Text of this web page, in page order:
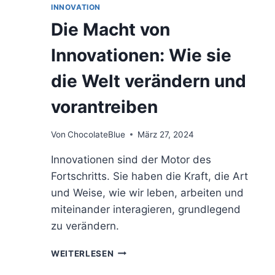
INNOVATION
Die Macht von
Innovationen: Wie sie
die Welt verändern und
vorantreiben
Von ChocolateBlue März 27, 2024
Innovationen sind der Motor des
Fortschritts. Sie haben die Kraft, die Art
und Weise, wie wir leben, arbeiten und
miteinander interagieren, grundlegend
zu verändern.
WEITERLESEN DIE